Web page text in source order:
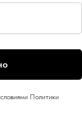
Политики